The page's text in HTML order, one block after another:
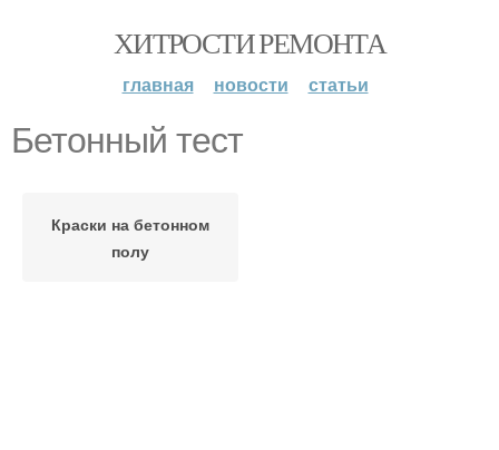
ХИТРОСТИ РЕМОНТА
главная новости статьи
Бетонный тест
Краски на бетонном
полу